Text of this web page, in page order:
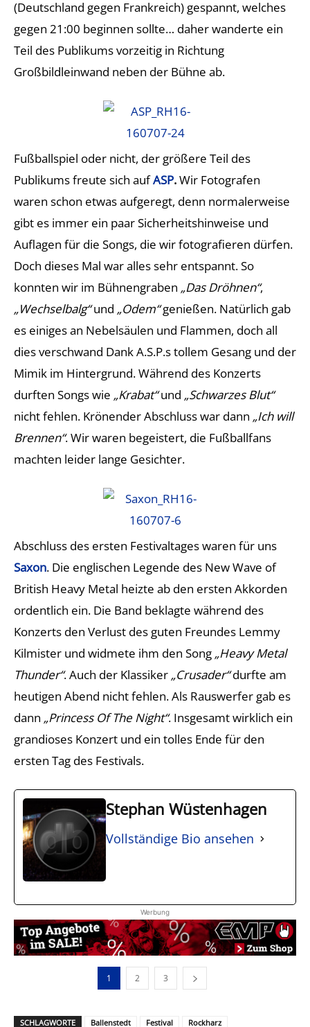
(Deutschland gegen Frankreich) gespannt, welches
gegen 21:00 beginnen sollte… daher wanderte ein
Teil des Publikums vorzeitig in Richtung
Großbildleinwand neben der Bühne ab.
Fußballspiel oder nicht, der größere Teil des
Publikums freute sich aufASP.Wir Fotografen
waren schon etwas aufgeregt, denn normalerweise
gibt es immer ein paar Sicherheitshinweise und
Auflagen für die Songs, die wir fotografieren dürfen.
Doch dieses Mal war alles sehr entspannt. So
konnten wir im Bühnengraben „Das Dröhnen“,
„Wechselbalg“und „Odem“genießen. Natürlich gab
es einiges an Nebelsäulen und Flammen, doch all
dies verschwand Dank A.S.P.s tollem Gesang und der
Mimik im Hintergrund. Während des Konzerts
durften Songs wie „Krabat“und „Schwarzes Blut“
nicht fehlen. Krönender Abschluss war dann „Ich will
Brennen“. Wir waren begeistert, die Fußballfans
machten leider lange Gesichter.
Abschluss des ersten Festivaltages waren für uns
Saxon. Die englischen Legende des New Wave of
British Heavy Metal heizte ab den ersten Akkorden
ordentlich ein. Die Band beklagte während des
Konzerts den Verlust des guten Freundes Lemmy
Kilmister und widmete ihm den Song „Heavy Metal
Thunder“. Auch der Klassiker „Crusader“durfte am
heutigen Abend nicht fehlen. Als Rauswerfer gab es
dann „Princess Of The Night“. Insgesamt wirklich ein
grandioses Konzert und ein tolles Ende für den
ersten Tag des Festivals.
Stephan Wüstenhagen
Vollständige Bio ansehen
Werbung
1 2 3
SCHLAGWORTE Ballenstedt Festival Rockharz